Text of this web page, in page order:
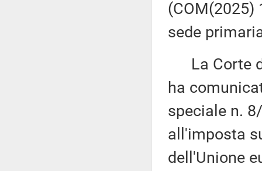
(COM(2025)
sede
La Corte
ha
speciale n.
all'imposta
dell'Unione